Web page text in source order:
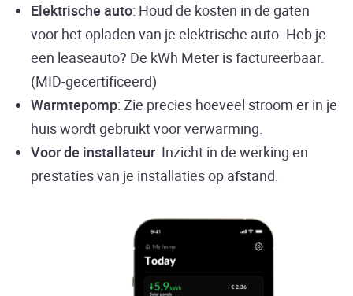
Elektrische auto: Houd de kosten in de gaten
voor het opladen van je elektrische auto. Heb je
een leaseauto? De kWh Meter is factureerbaar.
(MID-gecertificeerd)
Warmtepomp: Zie precies hoeveel stroom er in je
huis wordt gebruikt voor verwarming.
Voor de installateur: Inzicht in de werking en
prestaties van je installaties op afstand.